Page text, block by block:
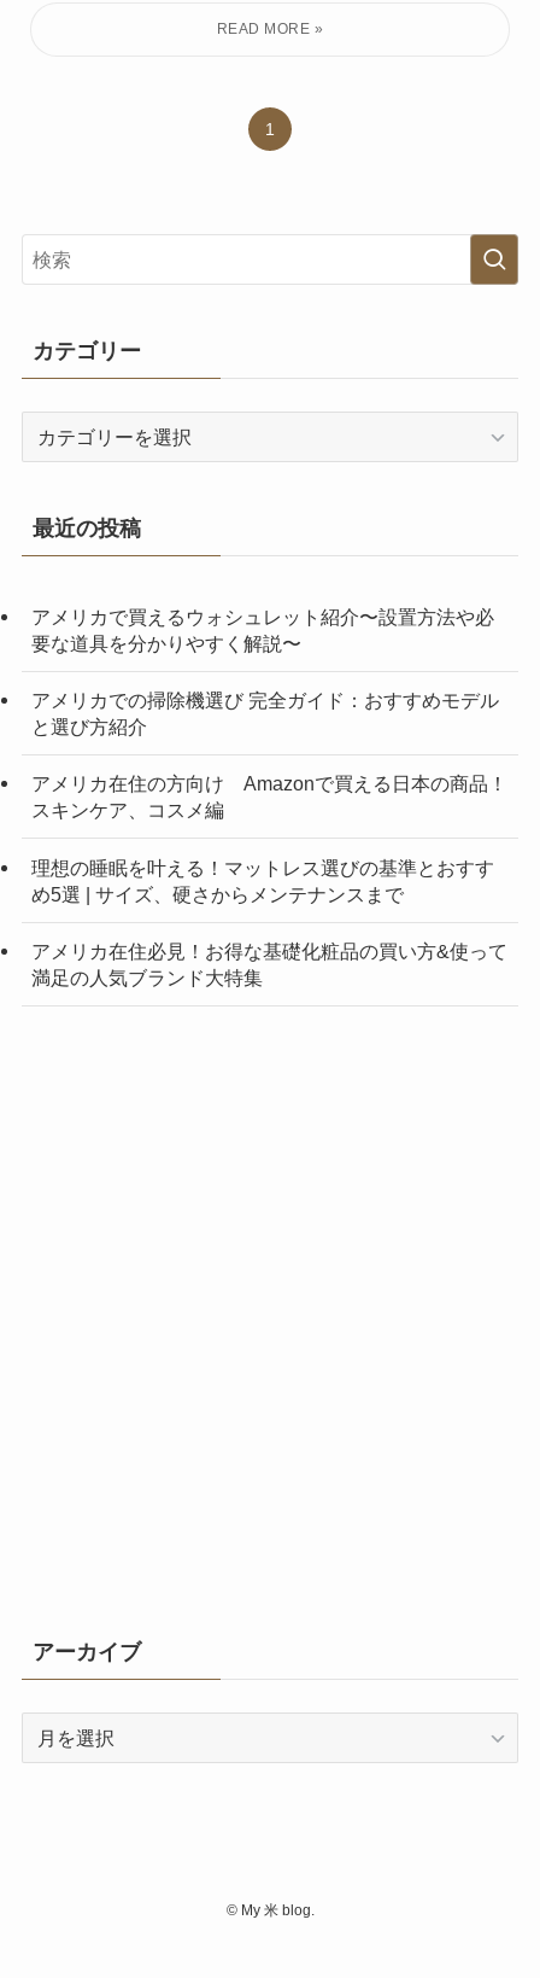
1
カテゴリー
リ
最近の投稿
アメリカで買えるウォシュレット紹介〜設置方法や必
要な道具を分かりやすく解説〜
アメリカでの掃除機選び 完全ガイド：おすすめモデル
と選び方紹介
アメリカ在住の方向け Amazonで買える日本の商品！
スキンケア、コスメ編
理想の睡眠を叶える！マットレス選びの基準とおすす
め5選 | サイズ、硬さからメンテナンスまで
アメリカ在住必見！お得な基礎化粧品の買い方&使って
満足の人気ブランド大特集
アーカイブ
©My 米 blog.